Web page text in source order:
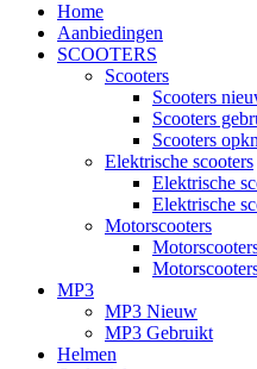
Home
Aanbiedingen
SCOOTERS
Scooters
Scooters
Scooters
Scooters
Elektrische scooters
Elektrische
Elektrische
Motorscooters
MP3
MP3 Nieuw
MP3 Gebruikt
Helmen